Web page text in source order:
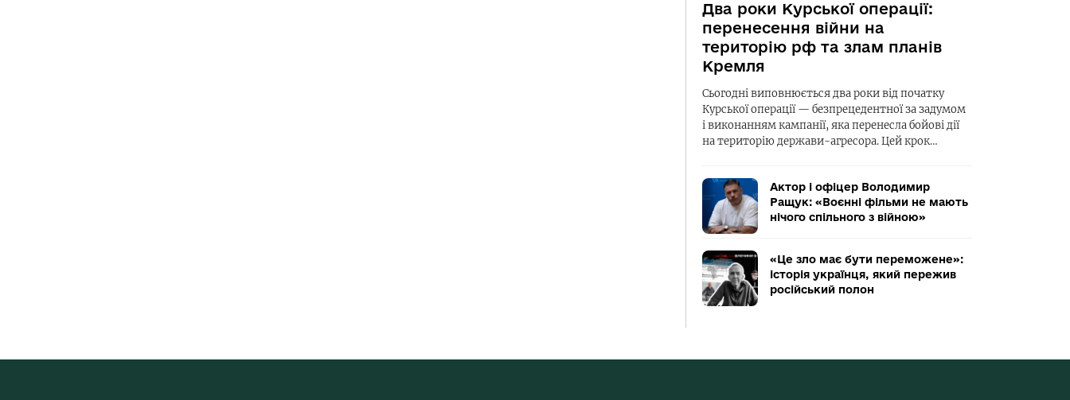
Два роки Курської операції:
перенесення війни на
територію рф та злам планів
Кремля
Сьогодні виповнюється два роки від початку
Курської операції — безпрецедентної за задумом
і виконанням кампанії, яка перенесла бойові дії
на територію держави-агресора. Цей крок…
Актор і офіцер Володимир
Ращук: «Воєнні фільми не мають
нічого спільного з війною»
«Це зло має бути переможене»:
історія українця, який пережив
російський полон